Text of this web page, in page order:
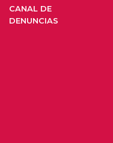
CANAL DE
DENUNCIAS